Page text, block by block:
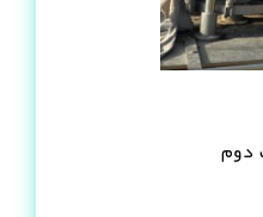
دوم